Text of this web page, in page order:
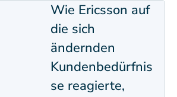
Wie Ericsson auf
die sich
ändernden
Kundenbedürfnis
se reagierte,